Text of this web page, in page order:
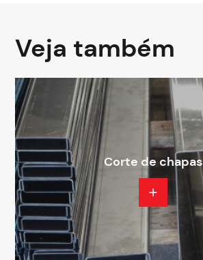
Veja também
Corte de chapas